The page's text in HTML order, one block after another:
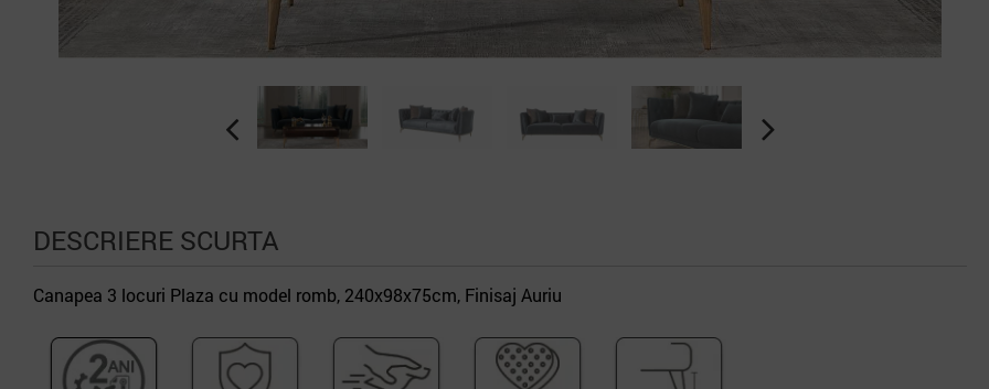
DESCRIERE SCURTA
Canapea 3 locuri Plaza cu model romb, 240x98x75cm, Finisaj Auriu